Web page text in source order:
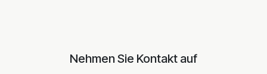
Nehmen Sie Kontakt auf